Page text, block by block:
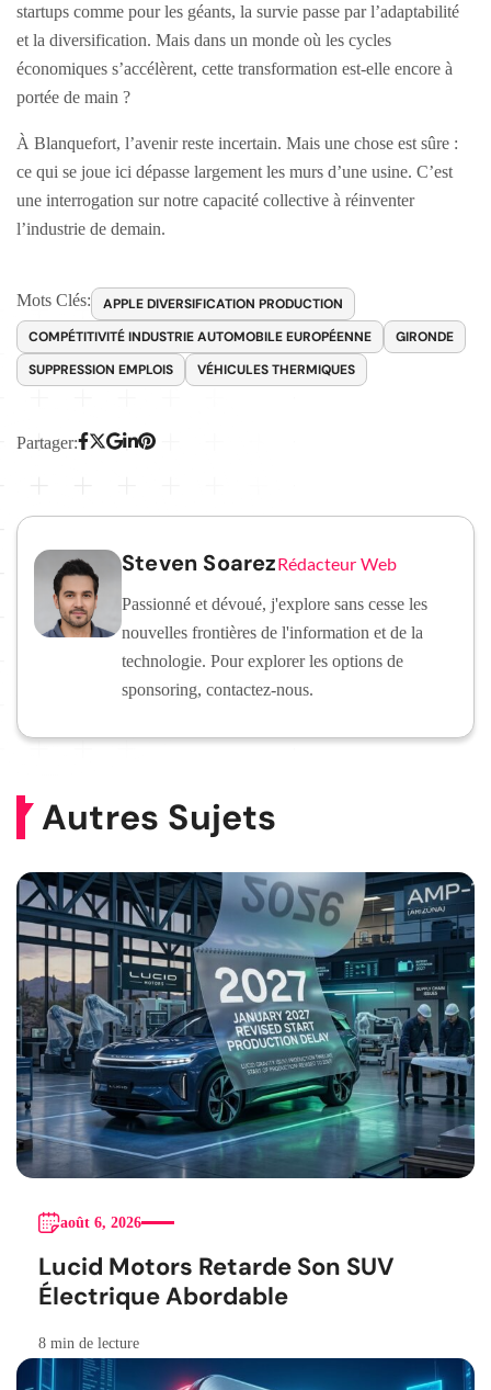
startups comme pour les géants, la survie passe par l’adaptabilité
et la diversification. Mais dans un monde où les cycles
économiques s’accélèrent, cette transformation est-elle encore à
portée de main ?
À Blanquefort, l’avenir reste incertain. Mais une chose est sûre :
ce qui se joue ici dépasse largement les murs d’une usine. C’est
une interrogation sur notre capacité collective à réinventer
l’industrie de demain.
Mots Clés:
APPLE DIVERSIFICATION PRODUCTION
COMPÉTITIVITÉ INDUSTRIE AUTOMOBILE EUROPÉENNE
GIRONDE
SUPPRESSION EMPLOIS
VÉHICULES THERMIQUES
Partager:
Steven SoarezRédacteur Web
Passionné et dévoué, j'explore sans cesse les
nouvelles frontières de l'information et de la
technologie. Pour explorer les options de
sponsoring, contactez-nous.
Autres Sujets
août 6, 2026
Lucid Motors Retarde Son SUV
Électrique Abordable
8 min de lecture